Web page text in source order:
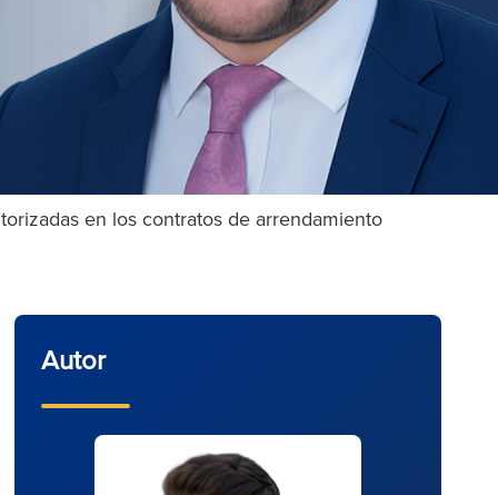
en los contratos de arrendamiento
Autor